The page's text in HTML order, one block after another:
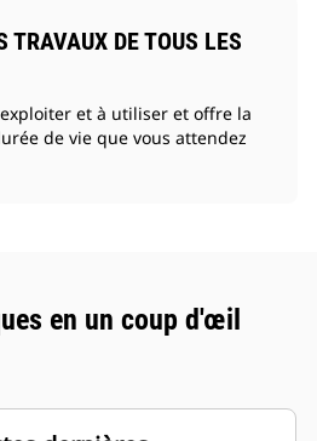
TRAVAUX DE TOUS LES
exploiter et à utiliser et offre la
de vie que vous attendez
en un coup d'œil